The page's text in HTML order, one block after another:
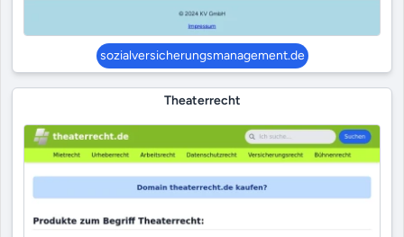
sozialversicherungsmanagement.de
Theaterrecht